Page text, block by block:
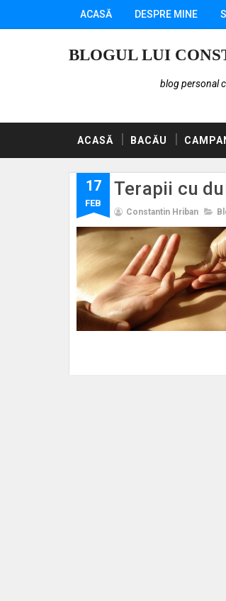
ACASĂ DESPRE MINE
BLOGUL LUI
blog personal
ACASĂ BACĂU
17
FEB
Terapii cu
Constantin Hriban